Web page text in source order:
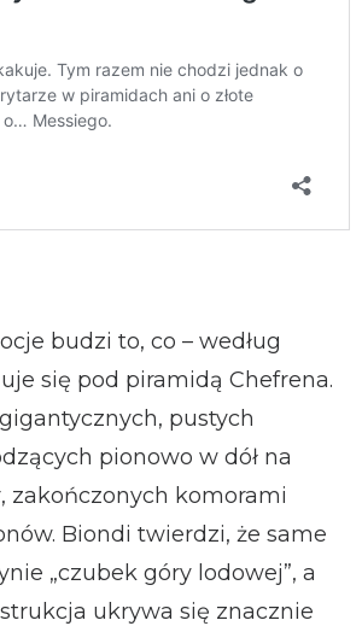
budzi to, co – według
się pod piramidą Chefrena.
pustych
pionowo w dół na
zakończonych komorami
Biondi twierdzi, że same
„czubek góry lodowej”, a
ukrywa się znacznie